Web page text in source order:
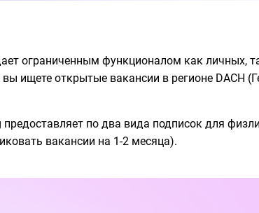
ограниченным функционалом как личных,
ищете открытые вакансии в регионе DACH
предоставляет по два вида подписок для
вакансии на 1-2 месяца).